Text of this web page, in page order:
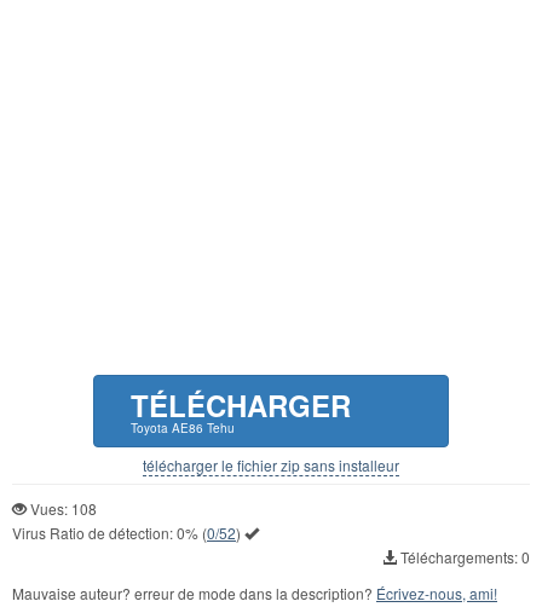
TÉLÉCHARGER
Toyota AE86 Tehu
télécharger le fichier zip sans installeur
Vues: 108
Virus Ratio de détection:0% (0/52)
Téléchargements: 0
Mauvaise auteur? erreur de mode dans la description? Écrivez-nous, ami!